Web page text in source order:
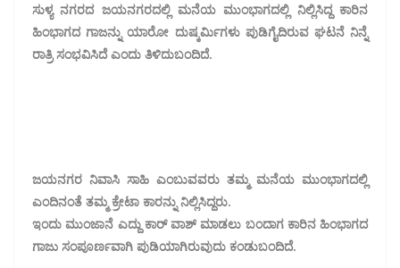
ಸುಳ್ಯ ನಗರದ ಜಯನಗರದಲ್ಲಿ ಮನೆಯ ಮುಂಭಾಗದಲ್ಲಿ ನಿಲ್ಲಿಸಿದ್ದ ಕಾರಿನ
ಹಿಂಭಾಗದ ಗಾಜನ್ನು ಯಾರೋ ದುಷ್ಕರ್ಮಿಗಳು ಪುಡಿಗೈದಿರುವ ಘಟನೆ ನಿನ್ನೆ
ರಾತ್ರಿ ಸಂಭವಿಸಿದೆ ಎಂದು ತಿಳಿದುಬಂದಿದೆ.
ಜಯನಗರ ನಿವಾಸಿ ಸಾಹಿ ಎಂಬುವವರು ತಮ್ಮ ಮನೆಯ ಮುಂಭಾಗದಲ್ಲಿ
ಎಂದಿನಂತೆ ತಮ್ಮ ಕ್ರೇಟಾ ಕಾರನ್ನು ನಿಲ್ಲಿಸಿದ್ದರು.
ಇಂದು ಮುಂಜಾನೆ ಎದ್ದು ಕಾರ್ ವಾಶ್ ಮಾಡಲು ಬಂದಾಗ ಕಾರಿನ ಹಿಂಭಾಗದ
ಗಾಜು ಸಂಪೂರ್ಣವಾಗಿ ಪುಡಿಯಾಗಿರುವುದು ಕಂಡುಬಂದಿದೆ.